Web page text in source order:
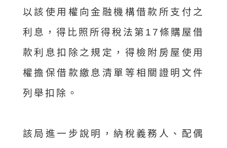
以該使用權向金融機構借款所支付之
利息，得比照所得稅法第17條購屋借
款利息扣除之規定，得檢附房屋使用
權擔保借款繳息清單等相關證明文件
列舉扣除。
該局進一步說明，納稅義務人、配偶